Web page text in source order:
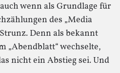
wenn als Grundlage für
des „Media
Denn als bekannt
„Abendblatt“ wechselte,
nicht ein Abstieg sei. Und